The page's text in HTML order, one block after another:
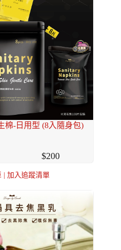
棉-日用型 (8入隨身包)
200
| 加入追蹤清單